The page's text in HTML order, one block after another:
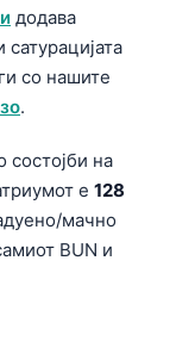
додава
со нашите
.
состојби на
е 128
мачно
BUN и